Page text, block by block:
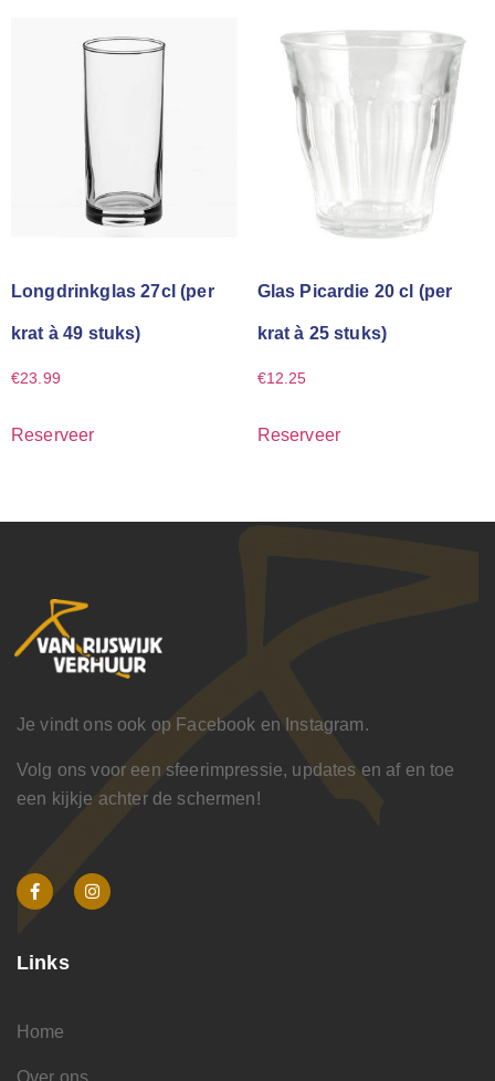
Longdrinkglas 27cl (per
krat à 49 stuks)
€23.99
Reserveer
Glas Picardie 20 cl (per
krat à 25 stuks)
€12.25
Reserveer
Je vindt ons ook op Facebook en Instagram.
Volg ons voor een sfeerimpressie, updates en af en toe
een kijkje achter de schermen!
Links
Home
Over ons